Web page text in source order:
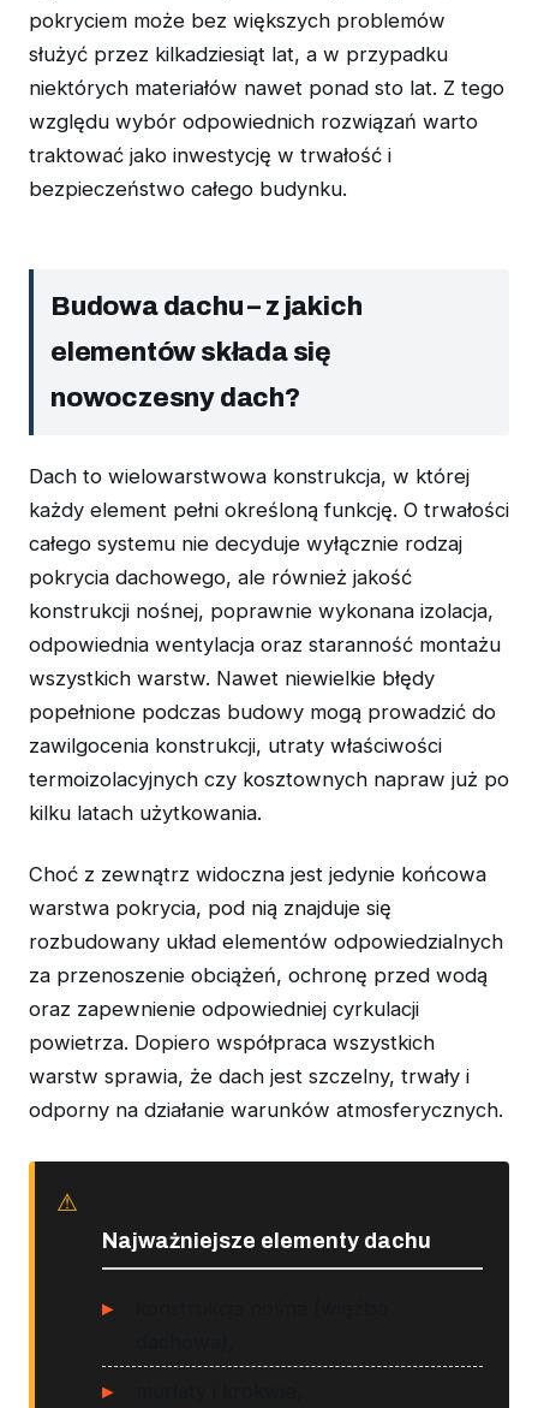
pokryciem może bez większych problemów
służyć przez kilkadziesiąt lat, a w przypadku
niektórych materiałów nawet ponad sto lat. Z tego
względu wybór odpowiednich rozwiązań warto
traktować jako inwestycję w trwałość i
bezpieczeństwo całego budynku.
Budowa dachu – z jakich
elementów składa się
nowoczesny dach?
Dach to wielowarstwowa konstrukcja, w której
każdy element pełni określoną funkcję. O trwałości
całego systemu nie decyduje wyłącznie rodzaj
pokrycia dachowego, ale również jakość
konstrukcji nośnej, poprawnie wykonana izolacja,
odpowiednia wentylacja oraz staranność montażu
wszystkich warstw. Nawet niewielkie błędy
popełnione podczas budowy mogą prowadzić do
zawilgocenia konstrukcji, utraty właściwości
termoizolacyjnych czy kosztownych napraw już po
kilku latach użytkowania.
Choć z zewnątrz widoczna jest jedynie końcowa
warstwa pokrycia, pod nią znajduje się
rozbudowany układ elementów odpowiedzialnych
za przenoszenie obciążeń, ochronę przed wodą
oraz zapewnienie odpowiedniej cyrkulacji
powietrza. Dopiero współpraca wszystkich
warstw sprawia, że dach jest szczelny, trwały i
odporny na działanie warunków atmosferycznych.
Najważniejsze elementy dachu